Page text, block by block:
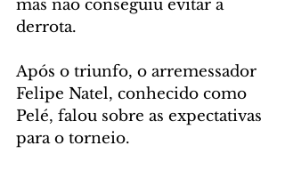
mas não conseguiu evitar a
derrota.
Após o triunfo, o arremessador
Felipe Natel, conhecido como
Pelé, falou sobre as expectativas
para o torneio.